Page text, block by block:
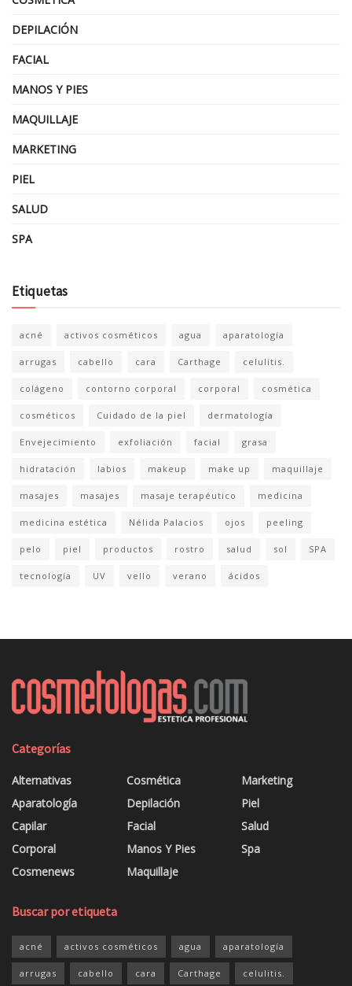
DEPILACIÓN
FACIAL
MANOS Y PIES
MAQUILLAJE
MARKETING
PIEL
SALUD
SPA
Etiquetas
acné activos cosméticos agua aparatología
arrugas cabello cara Carthage celulitis.
colágeno contorno corporal corporal cosmética
cosméticos Cuidado de la piel dermatología
Envejecimiento exfoliación facial grasa
hidratación labios makeup make up maquillaje
masajes masajes masaje terapéutico medicina
medicina estética Nélida Palacios ojos peeling
pelo piel productos rostro salud sol SPA
tecnología UV vello verano ácidos
Categorías
Alternativas
Aparatología
Capilar
Corporal
Cosmenews
Cosmética
Depilación
Facial
Manos Y Pies
Maquillaje
Marketing
Piel
Salud
Spa
Buscar por etiqueta
acné activos cosméticos agua aparatología
arrugas cabello cara Carthage celulitis.